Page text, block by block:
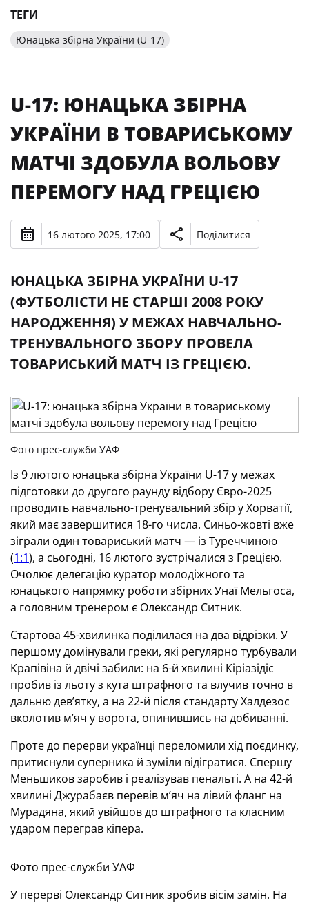
ТЕГИ
Юнацька збірна України (U-17)
U-17: ЮНАЦЬКА ЗБІРНА
УКРАЇНИ В ТОВАРИСЬКОМУ
МАТЧІ ЗДОБУЛА ВОЛЬОВУ
ПЕРЕМОГУ НАД ГРЕЦІЄЮ
16 лютого 2025, 17:00 Поділитися
ЮНАЦЬКА ЗБІРНА УКРАЇНИ U-17
(ФУТБОЛІСТИ НЕ СТАРШІ 2008 РОКУ
НАРОДЖЕННЯ) У МЕЖАХ НАВЧАЛЬНО-
ТРЕНУВАЛЬНОГО ЗБОРУ ПРОВЕЛА
ТОВАРИСЬКИЙ МАТЧ ІЗ ГРЕЦІЄЮ.
Фото прес-служби УАФ
Із 9 лютого юнацька збірна України U-17 у межах
підготовки до другого раунду відбору Євро-2025
проводить навчально-тренувальний збір у Хорватії,
який має завершитися 18-го числа. Синьо-жовті вже
зіграли один товариський матч — із Туреччиною
(1:1), а сьогодні, 16 лютого зустрічалися з Грецією.
Очолює делегацію куратор молодіжного та
юнацького напрямку роботи збірних Унаї Мельгоса,
а головним тренером є Олександр Ситник.
Стартова 45-хвилинка поділилася на два відрізки. У
першому домінували греки, які регулярно турбували
Крапівіна й двічі забили: на 6-й хвилині Кіріазідіс
пробив із льоту з кута штрафного та влучив точно в
дальню дев’ятку, а на 22-й після стандарту Халдезос
вколотив м’яч у ворота, опинившись на добиванні.
Проте до перерви українці переломили хід поєдинку,
притиснули суперника й зуміли відігратися. Спершу
Меньшиков заробив і реалізував пенальті. А на 42-й
хвилині Джурабаєв перевів м’яч на лівий фланг на
Мурадяна, який увійшов до штрафного та класним
ударом переграв кіпера.
Фото прес-служби УАФ
У перерві Олександр Ситник зробив вісім замін. На